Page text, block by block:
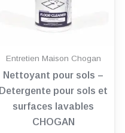
Entretien Maison Chogan
Nettoyant pour sols –
Detergente pour sols et
surfaces lavables
CHOGAN